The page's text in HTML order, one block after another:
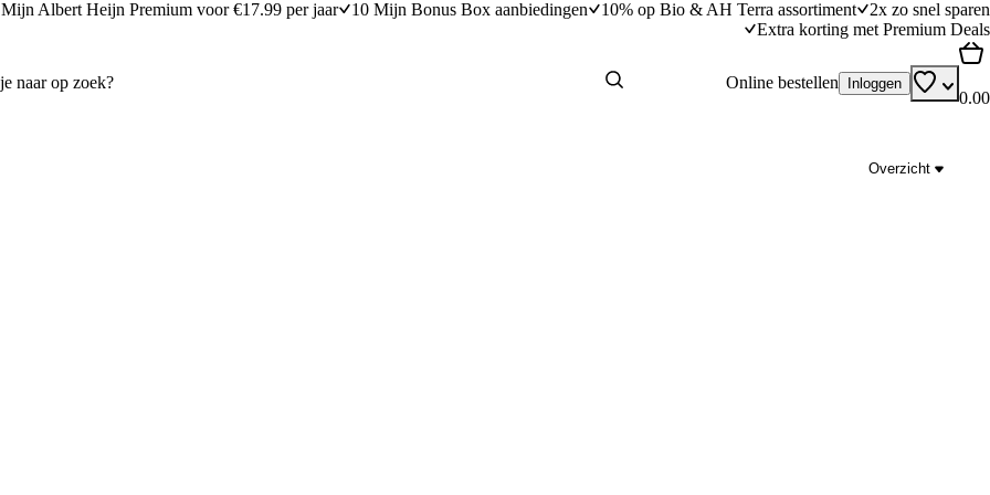
Mijn Albert Heijn Premium voor €17.99 per jaar 10 Mijn Bonus Box aanbiedingen 10% op Bio & AH Terra assortiment
2x zo snel sparen
Extra korting met Premium Deals
Online bestellen Inloggen
0.00
Overzicht